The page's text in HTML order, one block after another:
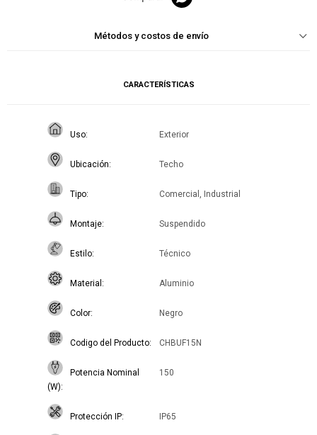
Métodos y costos de envío
CARACTERÍSTICAS
Uso Exterior
Ubicación Techo
Tipo Comercial, Industrial
Montaje Suspendido
Estilo Técnico
Material Aluminio
Color Negro
Codigo del Producto CHBUF15N
Potencia Nominal
(W)
150
Protección IP IP65